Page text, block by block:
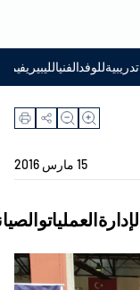
15 مارس 2016